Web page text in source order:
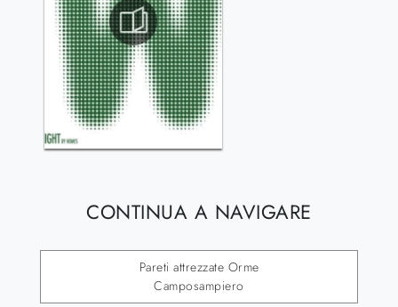
CONTINUA A NAVIGARE
Pareti attrezzate Orme
Camposampiero